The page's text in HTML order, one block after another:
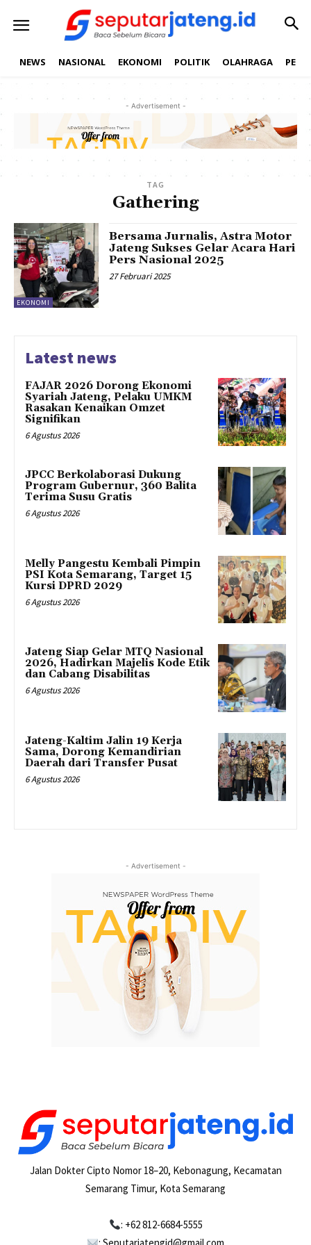
NEWS NASIONAL EKONOMI POLITIK OLAHRAGA
- Advertisement -
TAG
Gathering
EKONOMI
Bersama Jurnalis, Astra Motor
Jateng Sukses Gelar Acara Hari
Pers Nasional 2025
27 Februari 2025
Latest news
FAJAR 2026 Dorong Ekonomi
Syariah Jateng, Pelaku UMKM
Rasakan Kenaikan Omzet
Signifikan
6 Agustus 2026
JPCC Berkolaborasi Dukung
Program Gubernur, 360 Balita
Terima Susu Gratis
6 Agustus 2026
Melly Pangestu Kembali Pimpin
PSI Kota Semarang, Target 15
Kursi DPRD 2029
6 Agustus 2026
Jateng Siap Gelar MTQ Nasional
2026, Hadirkan Majelis Kode Etik
dan Cabang Disabilitas
6 Agustus 2026
Jateng-Kaltim Jalin 19 Kerja
Sama, Dorong Kemandirian
Daerah dari Transfer Pusat
6 Agustus 2026
- Advertisement -
Jalan Dokter Cipto Nomor 18–20, Kebonagung, Kecamatan
Semarang Timur, Kota Semarang
: +62 812-6684-5555